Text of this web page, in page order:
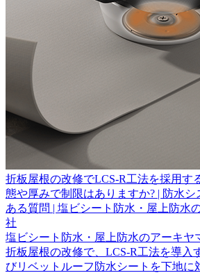
折板屋根の改修でLCS-R工法を採用す
態や厚みで制限はありますか? | 防水シ
ある質問 | 塩ビシート防水・屋上防水
社
塩ビシート防水・屋上防水のアーキヤ
折板屋根の改修で、LCS-R工法を導入
びリベットルーフ防水シートを下地に